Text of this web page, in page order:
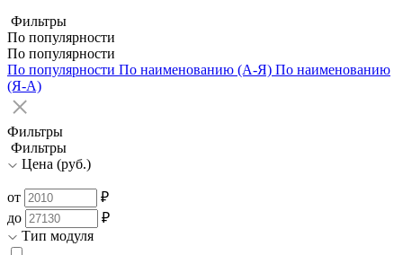
Фильтры
По популярности
По популярности
По популярности По наименованию (А-Я) По наименованию
(Я-А)
Фильтры
Фильтры
Цена (руб.)
от
₽
до
₽
Тип модуля